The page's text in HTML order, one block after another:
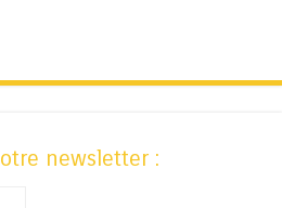
newsletter :